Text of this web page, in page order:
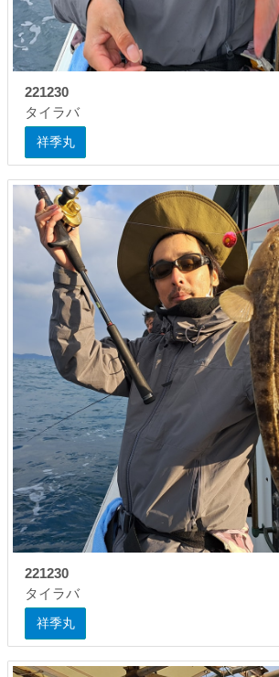
221230
タイラバ
祥季丸
221230
タイラバ
祥季丸